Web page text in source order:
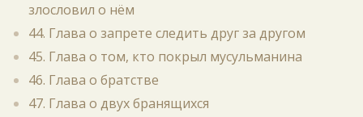
злословил о нём
44. Глава о запрете следить друг за другом
45. Глава о том, кто покрыл мусульманина
46. Глава о братстве
47. Глава о двух бранящихся